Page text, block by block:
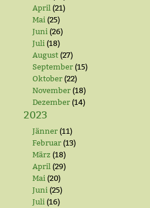
April (21)
Mai (25)
Juni (26)
Juli (18)
August (27)
September (15)
Oktober (22)
November (18)
Dezember (14)
2023
Jänner (11)
Februar (13)
März (18)
April (29)
Mai (20)
Juni (25)
Juli (16)